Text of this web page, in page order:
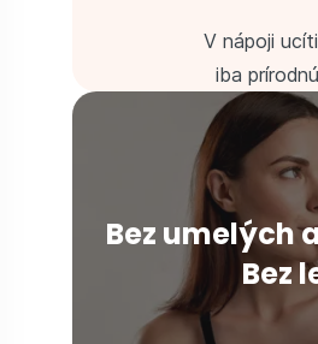
V nápoji
iba
Bez umelých
Bez